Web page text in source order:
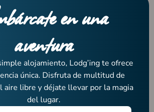
en una
aventura
alojamiento, Lodg’ing te ofrece
única. Disfruta de multitud de
aire libre y déjate llevar por la magia
del lugar.